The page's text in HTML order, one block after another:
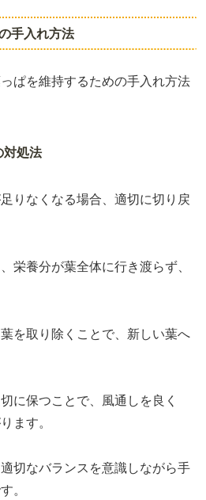
手入れ方法
ぱを維持するための手入れ方法
対処法
りなくなる場合、適切に切り戻
栄養分が葉全体に行き渡らず、
を取り除くことで、新しい葉へ
に保つことで、風通しを良く
ます。
切なバランスを意識しながら手
。